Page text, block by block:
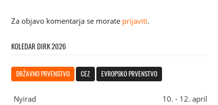
Za objavo komentarja se morate prijaviti.
KOLEDAR DIRK 2026
DRŽAVNO PRVENSTVO CEZ EVROPSKO PRVENSTVO
Nyirad
10. - 12. april